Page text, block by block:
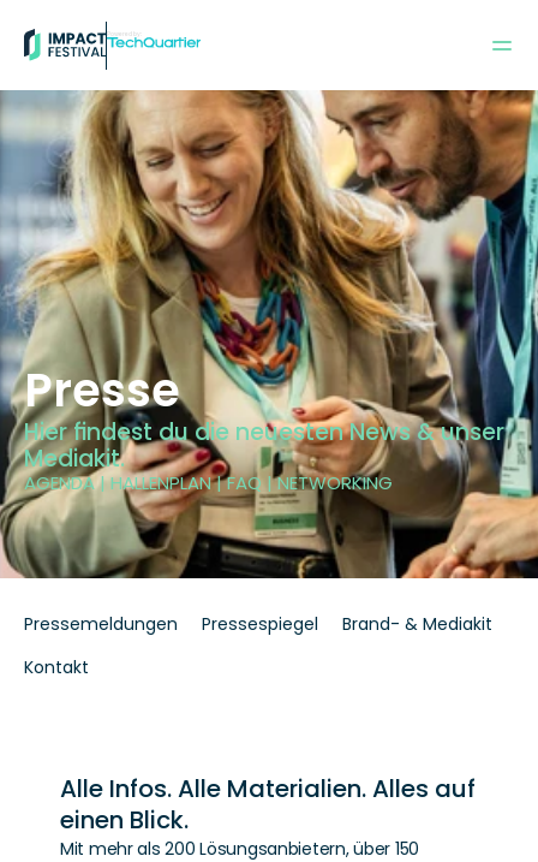
Powered by:
Presse
Hier findest du die neuesten News & unser
Mediakit.
AGENDA | HALLENPLAN | FAQ | NETWORKING
Pressemeldungen Pressespiegel
Brand- & Mediakit
Kontakt
Alle Infos. Alle Materialien. Alles auf
einen Blick.
Mit mehr als 200 Lösungsanbietern, über 150